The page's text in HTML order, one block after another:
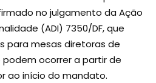
no julgamento da Ação
(ADI) 7350/DF, que
para mesas diretoras de
ocorrer a partir de
ao início do mandato.